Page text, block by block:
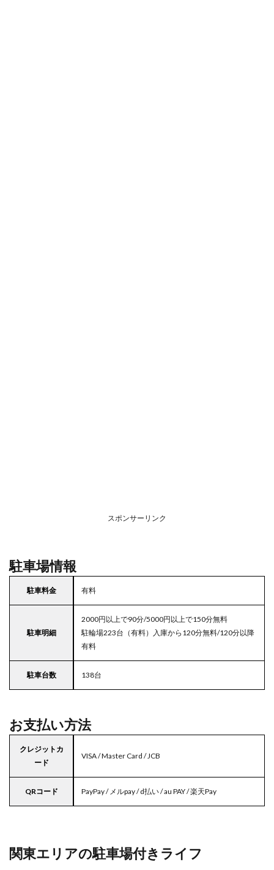
スポンサーリンク
駐車場情報
駐車料金 有料
駐車明細
2000円以上で90分/5000円以上で150分無料
駐輪場223台（有料）入庫から120分無料/120分以降
有料
駐車台数 138台
お支払い方法
クレジットカ
ード
VISA / Master Card / JCB
QRコード PayPay / メルpay / d払い / au PAY / 楽天Pay
関東エリアの駐車場付きライフ